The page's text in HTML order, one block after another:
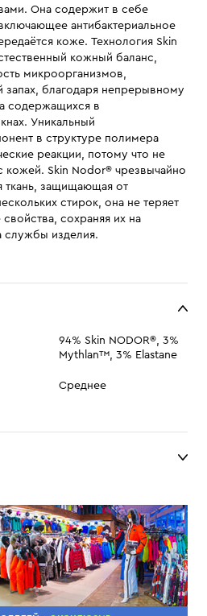
Она содержит в себе
антибактериальное
коже. Технология Skin
кожный баланс,
микроорганизмов,
благодаря непрерывному
содержащихся в
Уникальный
в структуре полимера
реакции, потому что не
кожей. Skin Nodor® чрезвычайно
ткань, защищающая от
стирок, она не теряет
сохраняя их на
службы изделия.
94% Skin NODOR®, 3%
Mythlan™, 3% Elastane
Среднее